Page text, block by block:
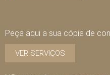
Peça aqui a sua cópia de
VER SERVIÇOS